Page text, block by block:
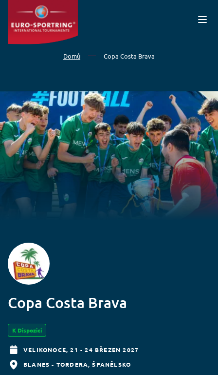
Přejít k hlavnímu obsahu
Domů Copa Costa Brava
Copa Costa Brava
K Dispozici
VELIKONOCE,21 - 24 BŘEZEN 2027
BLANES - TORDERA ŠPANĚLSKO